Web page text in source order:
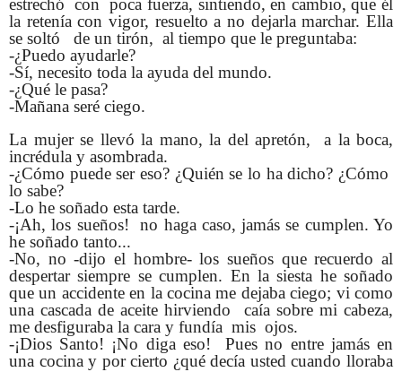
estrechó con poca fuerza, sintiendo, en cambio, que él
la retenía con vigor, resuelto a no dejarla marchar. Ella
se soltó de un tirón, al tiempo que le preguntaba:
-¿Puedo ayudarle?
-Sí, necesito toda la ayuda del mundo.
-¿Qué le pasa?
-Mañana seré ciego.
La mujer se llevó la mano, la del apretón, a la boca,
incrédula y asombrada.
-¿Cómo puede ser eso? ¿Quién se lo ha dicho? ¿Cómo
lo sabe?
-Lo he soñado esta tarde.
-¡Ah, los sueños! no haga caso, jamás se cumplen. Yo
he soñado tanto...
-No, no -dijo el hombre- los sueños que recuerdo al
despertar siempre se cumplen. En la siesta he soñado
que un accidente en la cocina me dejaba ciego; vi como
una cascada de aceite hirviendo caía sobre mi cabeza,
me desfiguraba la cara y fundía mis ojos.
-¡Dios Santo! ¡No diga eso! Pues no entre jamás en
una cocina y por cierto ¿qué decía usted cuando lloraba